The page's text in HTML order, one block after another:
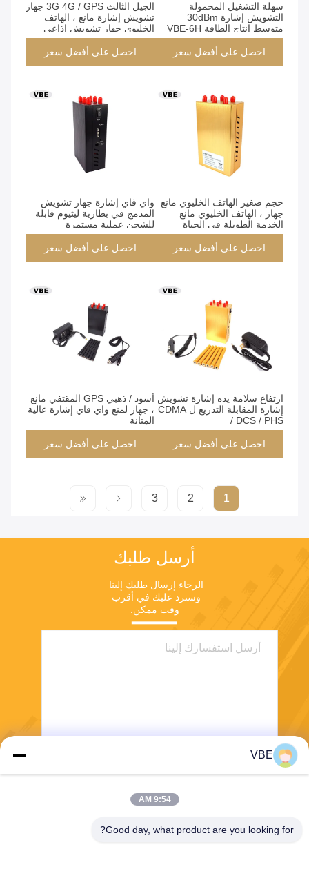
سهلة التشغيل المحمولة
التشويش إشارة 30dBm
متوسط ​​انتاج الطاقة VBE-6H
احصل على أفضل سعر
الجيل الثالث 3G 4G / GPS جهاز
تشويش إشارة مانع ، الهاتف
الخليوي جهاز تشويش إذاعي
تردد مخصص
احصل على أفضل سعر
حجم صغير الهاتف الخليوي مانع
جهاز ، الهاتف الخليوي مانع
الخدمة الطويلة في الحياة
احصل على أفضل سعر
واي فاي إشارة جهاز تشويش
المدمج في بطارية ليثيوم قابلة
للشحن عملية مستمرة
احصل على أفضل سعر
ارتفاع سلامة يده إشارة تشويش
إشارة المقابلة التدريع ل CDMA
/ DCS / PHS
احصل على أفضل سعر
أسود / ذهبي GPS المقتفي مانع
، جهاز لمنع واي فاي إشارة عالية
المتانة
احصل على أفضل سعر
1
2
3
أرسل طلبك
وقت ممكن.
VBE
9:54 AM
Good day, what product are you looking for?